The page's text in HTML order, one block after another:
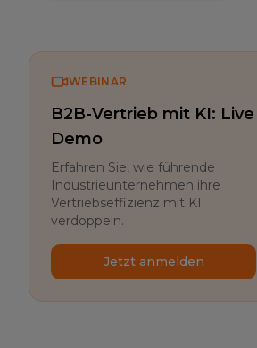
WEBINAR
B2B-Vertrieb mit KI: Live
Demo
Erfahren Sie, wie führende
Industrieunternehmen ihre
Vertriebseffizienz mit KI
verdoppeln.
Jetzt anmelden